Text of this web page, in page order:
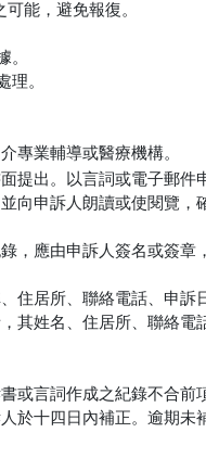
可能，避免報復。
。
理。
專業輔導或醫療機構。
提出。以言詞或電子郵件
向申訴人朗讀或使閱覽，
，應由申訴人簽名或簽章
住居所、聯絡電話、申訴
其姓名、住居所、聯絡電
或言詞作成之紀錄不合前
於十四日內補正。逾期未